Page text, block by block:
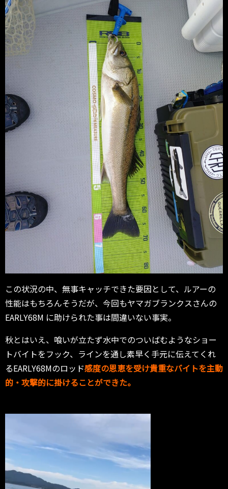
この状況の中、無事キャッチできた要因として、ルアーの
性能はもちろんそうだが、今回もヤマガブランクスさんの
EARLY68M に助けられた事は間違いない事実。
秋とはいえ、喰いが立たず水中でのついばむようなショー
トバイトをフック、ラインを通し素早く手元に伝えてくれ
るEARLY68Mのロッド感度の恩恵を受け貴重なバイトを主動
的・攻撃的に掛けることができた。